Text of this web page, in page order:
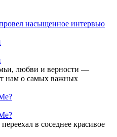
насыщенное интервью
любви и верности —
нам о самых важных
в соседнее красивое